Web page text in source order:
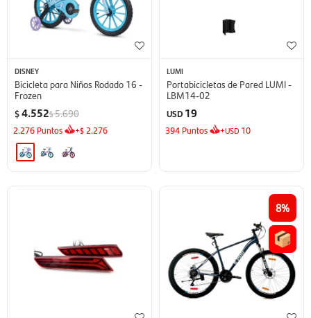
DISNEY
Bicicleta para Niños Rodado 16 -
Frozen
$4.552$5.690
2.276 Puntos +$2.276
LUMI
Portabicicletas de Pared LUMI -
LBM14-02
USD 19
394 Puntos +USD 10
8